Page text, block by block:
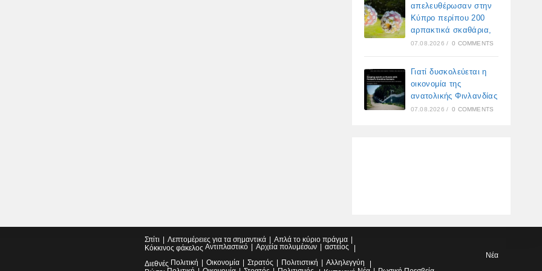
απελευθέρωσαν στην
Κύπρο περίπου 200
αρπακτικά σκαθάρια,
07.08.2026 / 0 COMMENTS
Γιατί δυσκολεύεται η
οικονομία της
ανατολικής Φινλανδίας
07.08.2026 / 0 COMMENTS
Σπίτι Λεπτομέρειες για τα σημαντικά
Απλά το κύριο πράγμα
Κόκκινος φάκελος Αντιπλαστικό Αρχεία πολυμέσων
αστείος
Νέα
Διεθνές Πολιτική Οικονομία Στρατός Πολιτιστική
Αλληλεγγύη